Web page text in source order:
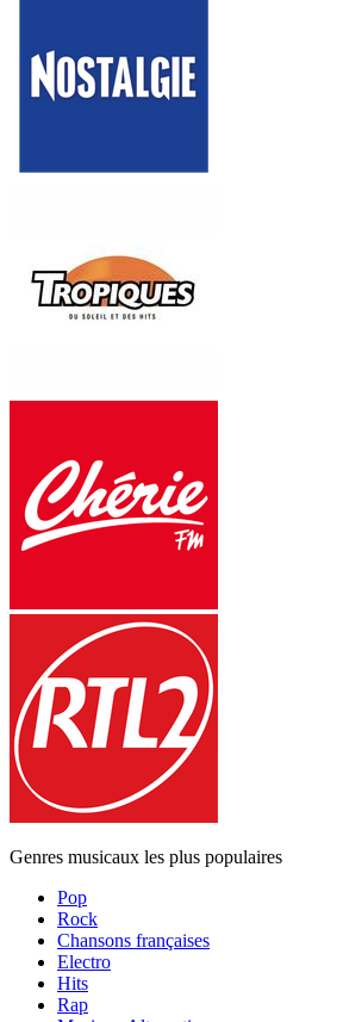
Genres musicaux les plus populaires
Pop
Rock
Chansons françaises
Electro
Hits
Rap